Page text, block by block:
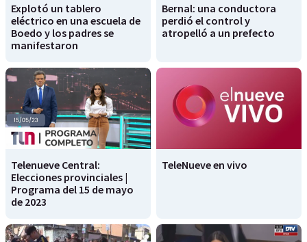
Explotó un tablero
eléctrico en una escuela de
Boedo y los padres se
manifestaron
Bernal: una conductora
perdió el control y
atropelló a un prefecto
Telenueve Central:
Elecciones provinciales |
Programa del 15 de mayo
de 2023
TeleNueve en vivo